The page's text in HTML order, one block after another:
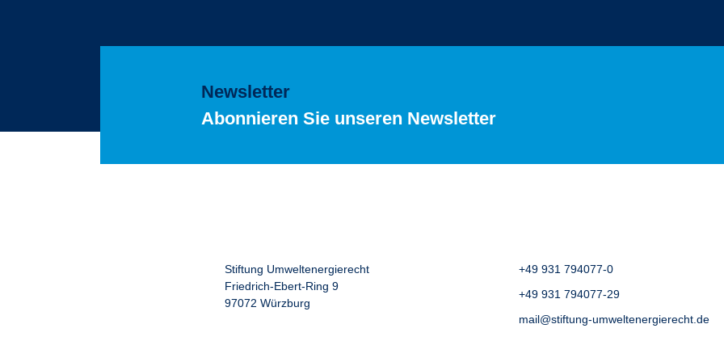
Newsletter
Abonnieren Sie unseren Newsletter
Stiftung Umweltenergierecht
Friedrich-Ebert-Ring 9
97072 Würzburg
+49 931 794077-0
+49 931 794077-29
mail@stiftung-umweltenergierecht.de